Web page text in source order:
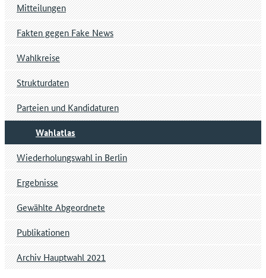
Mitteilungen
Fakten gegen Fake News
Wahlkreise
Strukturdaten
Parteien und Kandidaturen
Wahlatlas
Wiederholungswahl in Berlin
Ergebnisse
Gewählte Abgeordnete
Publikationen
Archiv Hauptwahl 2021